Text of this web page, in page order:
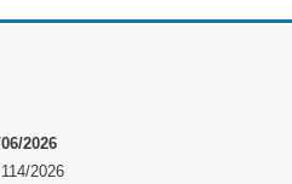
2026
114/2026